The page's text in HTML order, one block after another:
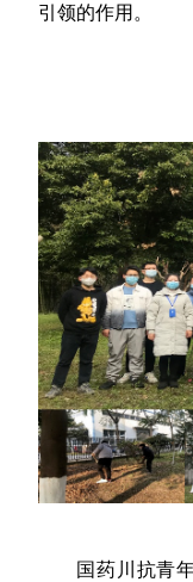
引领的作用。
国药川抗青